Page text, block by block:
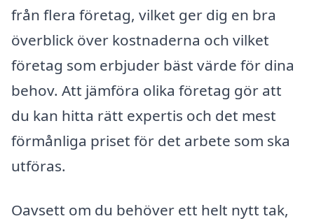
från flera företag, vilket ger dig en bra
överblick över kostnaderna och vilket
företag som erbjuder bäst värde för dina
behov. Att jämföra olika företag gör att
du kan hitta rätt expertis och det mest
förmånliga priset för det arbete som ska
utföras.
Oavsett om du behöver ett helt nytt tak,